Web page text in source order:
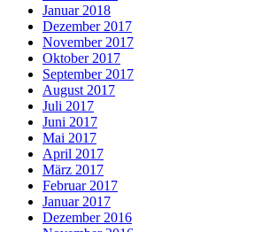
Januar 2018
Dezember 2017
November 2017
Oktober 2017
September 2017
August 2017
Juli 2017
Juni 2017
Mai 2017
April 2017
März 2017
Februar 2017
Januar 2017
Dezember 2016